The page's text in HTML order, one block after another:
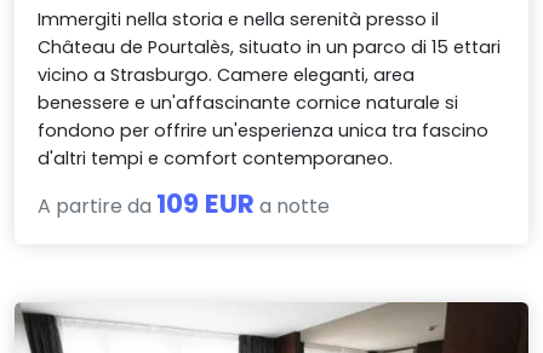
Immergiti nella storia e nella serenità presso il
Château de Pourtalès, situato in un parco di 15 ettari
vicino a Strasburgo. Camere eleganti, area
benessere e un'affascinante cornice naturale si
fondono per offrire un'esperienza unica tra fascino
d'altri tempi e comfort contemporaneo.
A partire da 109 EUR a notte